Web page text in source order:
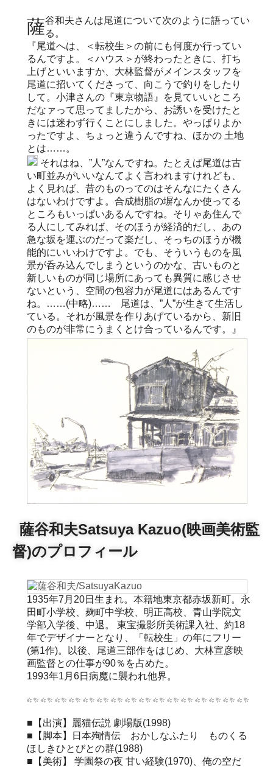
薩谷和夫さんは尾道について次のように語っている。
『尾道へは、＜転校生＞の前にも何度か行ってい
るんですよ。＜ハウス＞が終わったときに、打ち
上げといいますか、大林監督がメインスタッフを
尾道に招いてくださって、向こうで釣りをしたり
して。小津さんの『東京物語』を見ていいところ
だなァって思ってましたから、お誘いを受けたと
きには迷わず行くことにしました。やっぱりよか
ったですよ、ちょっと違うんですね、ほかの 土地
とは……。
それはね、”人”なんですね。たとえば尾道は古
い町並みがいいなんてよく言われますけれども、
よく見れば、昔のものってのはそんなにたくさん
はないわけですよ。合成樹脂の塀なんか使ってる
ところもいっぱいあるんですね。そりゃあ住んで
る人にしてみれば、そのほうが経済的だし、あの
急な坂を運ぶのだって楽だし、そっちのほうが機
能的にいいわけですよ。でも、そういうものを風
景が呑み込んでしまうというのかな、古いものと
新しいものが同じ場所にあっても異質に感じさせ
ないという、空間の包容力が尾道にはあるんです
ね。……(中略)…… 尾道は、”人”が生きて生活し
ている。それが風景を作りあげているから、新旧
のものが非常にうまくとけ合っているんです。』
薩谷和夫Satsuya Kazuo(映画美術監
督)のプロフィール
1935年7月20日生まれ。本籍地東京都赤坂新町。永
田町小学校、麹町中学校、明正高校、青山学院文
学部入学後、中退。 東宝撮影所美術課入社、約18
年でデザイナーとなり、「転校生」の年にフリー
(第1作)。以後、尾道三部作をはじめ、大林宣彦映
画監督との仕事が90％を占めた。
1993年1月6日病魔に襲われ他界。
■【出演】麗猫伝説 劇場版(1998)
■【脚本】日本殉情伝 おかしなふたり ものくる
ほしきひとびとの群(1988)
■【美術】 学園祭の夜 甘い経験(1970)、俺の空だ